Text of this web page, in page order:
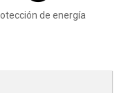
de energía